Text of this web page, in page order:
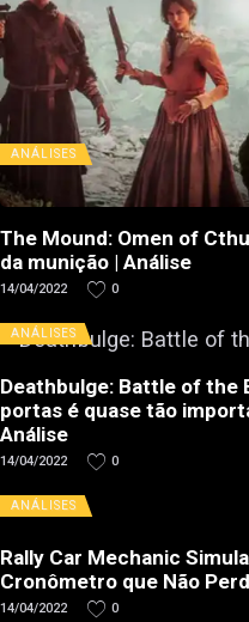
ANÁLISES
The Mound: Omen of
da munição | Análise
14/04/2022 0
ANÁLISES
Deathbulge: Battle of the
portas é quase tão
Análise
14/04/2022 0
ANÁLISES
Rally Car Mechanic
Cronômetro que Não
14/04/2022 0